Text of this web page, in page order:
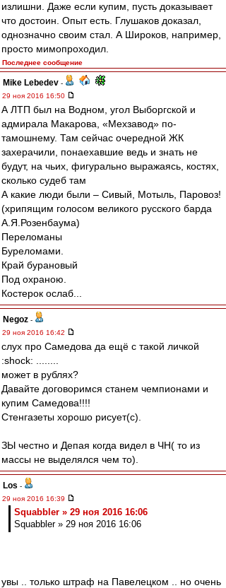
излишни. Даже если купим, пусть доказывает
что достоин. Опыт есть. Глушаков доказал,
однозначно своим стал. А Широков, например,
просто мимопроходил.
Последнее сообщение
Mike Lebedev -
29 ноя 2016 16:50
А ЛТП был на Водном, угол Выборгской и
адмирала Макарова, «Мехзавод» по-
тамошнему. Там сейчас очередной ЖК
захерачили, понаехавшие ведь и знать не
будут, на чьих, фигурально выражаясь, костях,
сколько судеб там
А какие люди были – Сивый, Мотыль, Паровоз!
(хрипящим голосом великого русского барда
А.Я.Розенбаума)
Переломаны
Буреломами.
Край бурановый
Под охраною.
Костерок ослаб...
Negoz -
29 ноя 2016 16:42
слух про Самедова да ещё с такой личкой
:shock: ........
может в рублях?
Давайте договоримся станем чемпионами и
купим Самедова!!!!
Стенгазеты хорошо рисует(с).
ЗЫ честно и Депая когда видел в ЧН( то из
массы не выделялся чем то).
Los -
29 ноя 2016 16:39
Squabbler » 29 ноя 2016 16:06
Squabbler » 29 ноя 2016 16:06
увы .. только штраф на Павелецком .. но очень